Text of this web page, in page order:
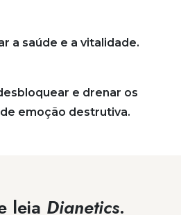
a saúde e a vitalidade.
e drenar os
emoção destrutiva.
leia Dianetics.